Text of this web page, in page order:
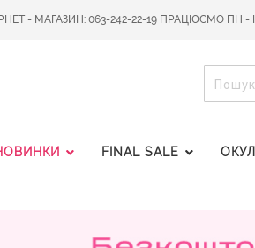
- МАГАЗИН: 063-242-22-19 ПРАЦЮЄМО ПН -
FINAL SALE